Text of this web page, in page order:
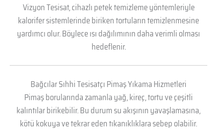
Vizyon Tesisat, cihazlı petek temizleme yöntemleriyle
kalorifer sistemlerinde biriken tortuların temizlenmesine
yardımcı olur. Böylece ısı dağılımının daha verimli olması
hedeflenir.
Bağcılar Sıhhi Tesisatçı Pimaş Yıkama Hizmetleri
Pimaş borularında zamanla yağ, kireç, tortu ve çeşitli
kalıntılar birikebilir. Bu durum su akışının yavaşlamasına,
kötü kokuya ve tekrar eden tıkanıklıklara sebep olabilir.